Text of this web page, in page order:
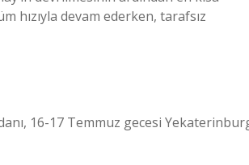
hızıyla devam ederken, tarafsız
16-17 Temmuz gecesi